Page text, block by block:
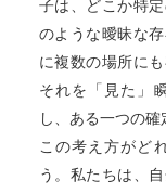
子は、どこか特
のような曖昧な
に複数の場所に
それを「見た」
し、ある一つの確
この考え方がど
う。私たちは、